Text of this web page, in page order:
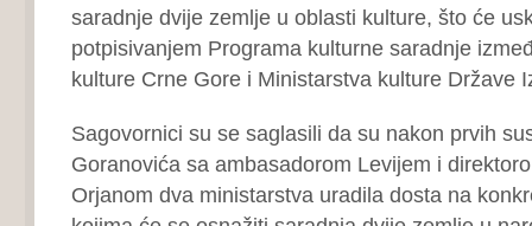
saradnje dvije zemlje u oblasti kulture, što će
potpisivanjem Programa kulturne saradnje
kulture Crne Gore i Ministarstva kulture Države
Sagovornici su se saglasili da su nakon prvih
Goranovića sa ambasadorom Levijem i
Orjanom dva ministarstva uradila dosta na